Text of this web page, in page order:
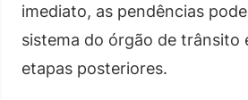
imediato, as pendências
sistema do órgão de trânsito
etapas posteriores.